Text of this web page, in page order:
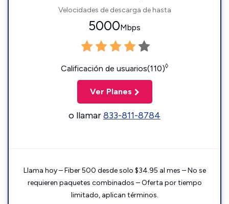
Velocidades de descarga de hasta
5000Mbps
Calificación de usuarios(110)◊
Ver Planes
o llamar833-811-8784
Llama hoy – Fiber 500 desde solo $34.95 al mes – No se
requieren paquetes combinados – Oferta por tiempo
limitado, aplican términos.